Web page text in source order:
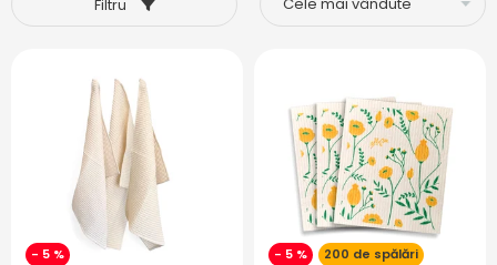
Filtru
- 5 % - 5 % 200 de spălări